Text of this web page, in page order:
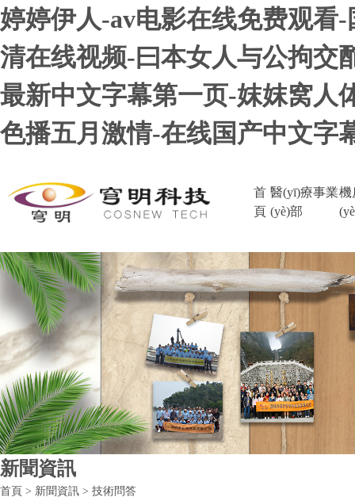
婷婷伊人-av电影在线免费观看
清在线视频-曰本女人与公拘交
最新中文字幕第一页-妺妺窝人
色播五月激情-在线国产中文字
首
頁
醫(yī)療事業
(yè)部
機
新聞資訊
首頁 > 新聞資訊 > 技術問答